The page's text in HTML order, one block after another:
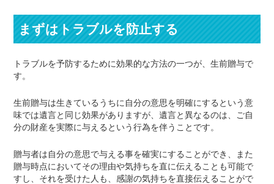
まずはトラブルを防止する
トラブルを予防するために効果的な方法の一つが、生前贈与で
す。
生前贈与は生きているうちに自分の意思を明確にするという意
味では遺言と同じ効果がありますが、遺言と異なるのは、ご自
分の財産を実際に与えるという行為を伴うことです。
贈与者は自分の意思で与える事を確実にすることができ、また
贈与時点においてその理由や気持ちを直に伝えることも可能で
すし、それを受けた人も、感謝の気持ちを直接伝えることがで